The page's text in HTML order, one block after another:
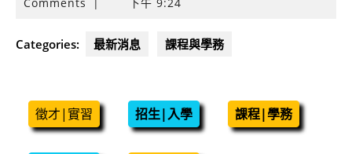
Categories: 最新消息 課程與學務
徵才|實習 招生|入學 課程|學務